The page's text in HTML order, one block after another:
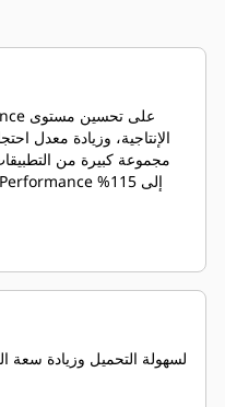
الإنتاجية، وزيادة معدل
مجموعة كبيرة من